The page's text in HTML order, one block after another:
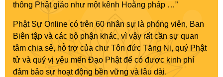
thông Phật giáo như một kênh Hoằng pháp …”
Phật Sự Online có trên 60 nhân sự là phóng viên, Ban
Biên tập và các bộ phận khác, vì vậy rất cần sự quan
tâm chia sẻ, hỗ trợ của chư Tôn đức Tăng Ni, quý Phật
tử và quý vị yêu mến Đạo Phật để có được kinh phí
đảm bảo sự hoạt động bền vững và lâu dài.